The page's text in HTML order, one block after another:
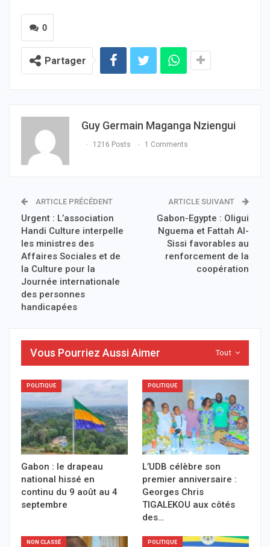
0
Partager
Guy Germain Maganga Nziengui
1216 Posts 1 Comments
ARTICLE PRÉCÉDENT
Urgent : L’association
Handi Culture interpelle
les ministres des
Affaires Sociales et de
la Culture pour la
Journée internationale
des personnes
handicapées
ARTICLE SUIVANT
Gabon-Egypte : Oligui
Nguema et Fattah Al-
Sissi favorables au
renforcement de la
coopération
Tout
Vous Pourriez Aussi Aimer
POLITIQUE
Gabon : le drapeau
national hissé en
continu du 9 août au 4
septembre
POLITIQUE
L’UDB célèbre son
premier anniversaire :
Georges Chris
TIGALEKOU aux côtés
des…
NON CLASSÉ POLITIQUE